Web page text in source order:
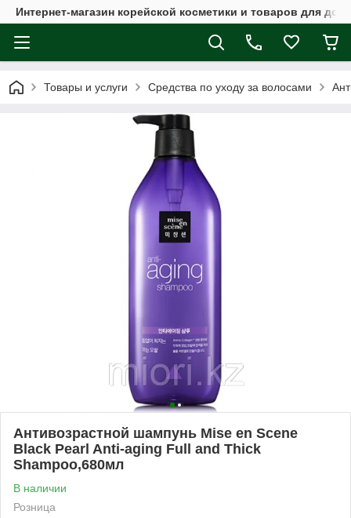
Интернет-магазин корейской косметики и товаров для
Товары и услуги Средства по уходу за волосами
Антивозрастной шампунь Mise en Scene
Black Pearl Anti-aging Full and Thick
Shampoo,680мл
В наличии
Розница